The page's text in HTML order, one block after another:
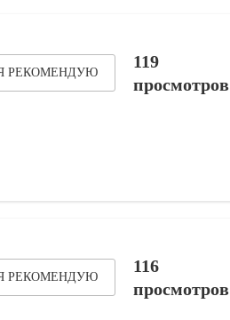
РЕКОМЕНДУЮ
119
просмотров
РЕКОМЕНДУЮ
116
просмотров